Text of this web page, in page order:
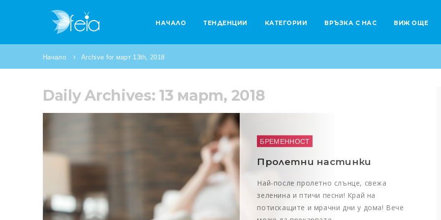
НАЧАЛО ТЕНДЕНЦИИ КАТЕГОРИИ ВРЪЗКА С НАС ВИЖ ОЩЕ
Начало Archive for март 13th, 2018
Daily Archives: 13 март, 2018
БРЕМЕННОСТ
Пролетни настинки
Най-после пролетно слънце, свежа
зеленина и птичи песни! Край на
потискащите и мрачни дни у дома! Вече